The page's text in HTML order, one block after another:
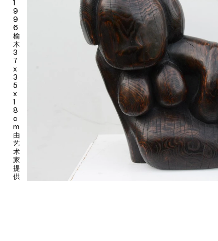
1
9
9
6
榆
木
3
7
x
3
5
x
1
8
c
m
由
艺
术
家
提
供